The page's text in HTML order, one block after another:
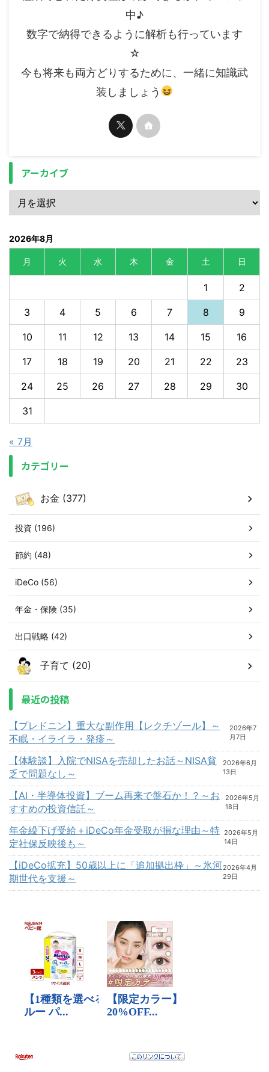
中♪
数字で納得できるように解析も行っています
☆
今も将来も両方どりするために、一緒に知識武
装しましょう
アーカイブ
2026年8月
月 火 水 木 金 土 日
1 2
3 4 5 6 7 8 9
10 11 12 13 14 15 16
17 18 19 20 21 22 23
24 25 26 27 28 29 30
31
« 7月
カテゴリー
お金 (377)
投資 (196)
節約 (48)
iDeCo (56)
年金・保険 (35)
出口戦略 (42)
子育て (20)
最近の投稿
【プレドニン】重大な副作用【レクチゾール】～
不眠・イライラ・発疹～
2026年7
月7日
【体験談】入院でNISAを売却したお話～NISA貧
乏で問題なし～
2026年6月
13日
【AI・半導体投資】ブーム再来で盤石か！？～お
すすめの投資信託～
2026年5月
18日
年金繰下げ受給＋iDeCo年金受取が損な理由～特
定社保反映後も～
2026年5月
14日
【iDeCo拡充】50歳以上に「追加拠出枠」～氷河
期世代を支援～
2026年4月
29日